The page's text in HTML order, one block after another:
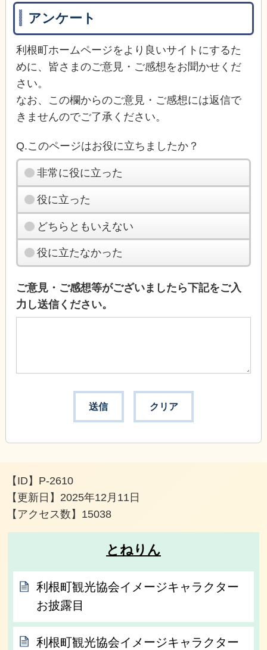
アンケート
利根町ホームページをより良いサイトにするた
めに、皆さまのご意見・ご感想をお聞かせくだ
さい。
なお、この欄からのご意見・ご感想には返信で
きませんのでご了承ください。
Q.このページはお役に立ちましたか？
非常に役に立った
役に立った
どちらともいえない
役に立たなかった
ご意見・ご感想等がございましたら下記をご入
力し送信ください。
【ID】 P-2610
【更新日】 2025年12月11日
【アクセス数】 15038
とねりん
利根町観光協会イメージキャラクター
お披露目
利根町観光協会イメージキャラクター